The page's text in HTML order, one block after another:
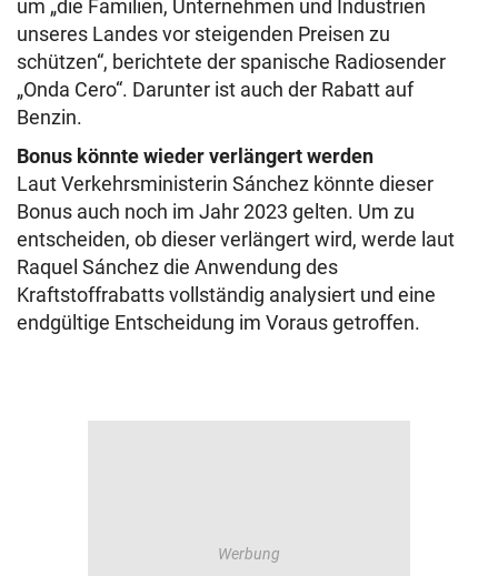
um „die Familien, Unternehmen und Industrien
unseres Landes vor steigenden Preisen zu
schützen“, berichtete der spanische Radiosender
„Onda Cero“. Darunter ist auch der Rabatt auf
Benzin.
Bonus könnte wieder verlängert werden
Laut Verkehrsministerin Sánchez könnte dieser
Bonus auch noch im Jahr 2023 gelten. Um zu
entscheiden, ob dieser verlängert wird, werde laut
Raquel Sánchez die Anwendung des
Kraftstoffrabatts vollständig analysiert und eine
endgültige Entscheidung im Voraus getroffen.